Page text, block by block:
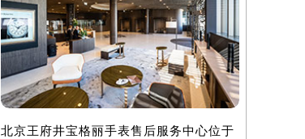
北京王府井宝格丽手表售后服务中心位于